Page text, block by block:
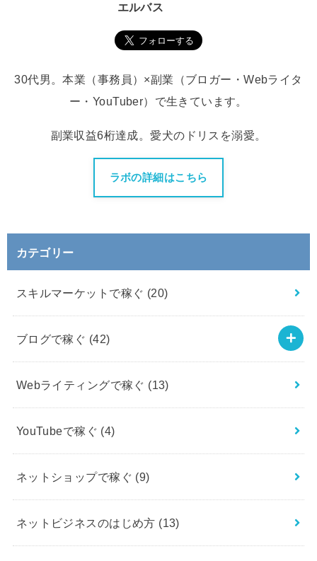
エルバス
30代男。本業（事務員）×副業（ブロガー・Webライタ
ー・YouTuber）で生きています。
副業収益6桁達成。愛犬のドリスを溺愛。
ラボの詳細はこちら
カテゴリー
スキルマーケットで稼ぐ (20)
ブログで稼ぐ (42)
Webライティングで稼ぐ (13)
YouTubeで稼ぐ (4)
ネットショップで稼ぐ (9)
ネットビジネスのはじめ方 (13)